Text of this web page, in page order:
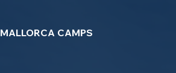
MALLORCA CAMPS